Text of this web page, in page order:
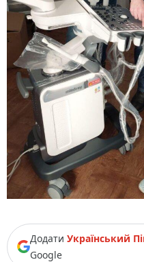
Додати Український
Google